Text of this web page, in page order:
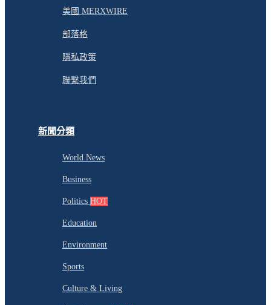
美國 MERXWIRE
部落格
隱私政策
聯繫我們
新聞分類
World News
Business
Politics HOT
Education
Environment
Sports
Culture & Living